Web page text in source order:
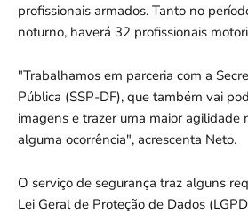
profissionais armados. Tanto no
noturno, haverá 32 profissionais
"Trabalhamos em parceria com a
Pública (SSP-DF), que também vai
imagens e trazer uma maior agilidade
alguma ocorrência", acrescenta Neto.
O serviço de segurança traz alguns
Lei Geral de Proteção de Dados